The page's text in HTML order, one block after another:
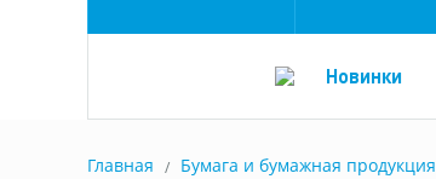
Новинки
Главная Бумага и бумажная продукция